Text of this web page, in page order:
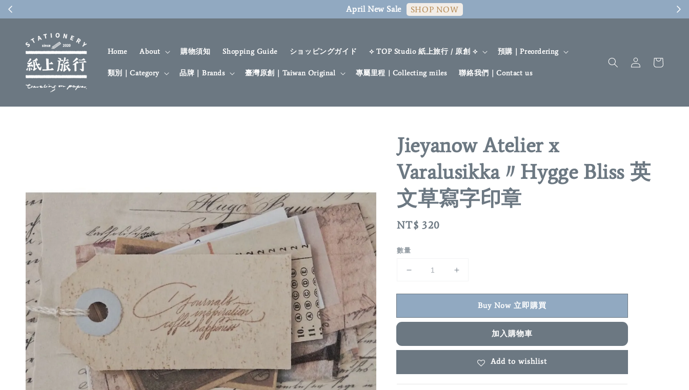
SHOP NOW
Home About 購物須知 Shopping Guide ショッピングガイド ⟡ TOP Studio 紙上旅行 / 原創 ⟡ 預購｜Preordering
類別｜Category 品牌｜Brands 臺灣原創｜Taiwan Original 專屬里程 | Collecting miles 聯絡我們｜Contact us
Jieyanow Atelier x
Varalusikka〃Hygge Bliss 英
文草寫字印章
Regular
NT$ 320
數量
Buy Now 立即購買
加入購物車
Add to wishlist